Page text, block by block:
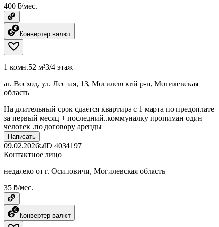
400 ƃ/мес.
Конвертер валют
1 комн.52 м²3/4 этаж
аг. Восход, ул. Лесная, 13, Могилевский р-н, Могилевская
область
На длительный срок сдаётся квартира с 1 марта по предоплате
за первый месяц + последний..коммуналку пропиман один
человек .по договору аренды
Написать
09.02.2026 ID 4034197
Контактное лицо
недалеко от г. Осиповичи, Могилевская область
35 ƃ/мес.
Конвертер валют